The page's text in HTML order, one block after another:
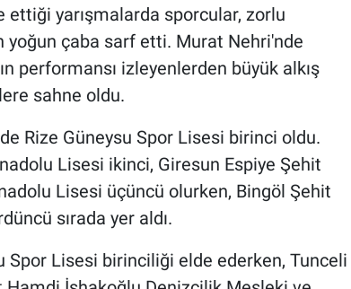
ettiği yarışmalarda sporcular, zorlu
çaba sarf etti. Murat Nehri'nde
performansı izleyenlerden büyük alkış
sahne oldu.
Rize Güneysu Spor Lisesi birinci oldu.
Lisesi ikinci, Giresun Espiye Şehit
Lisesi üçüncü olurken, Bingöl Şehit
sırada yer aldı.
Spor Lisesi birinciliği elde ederken, Tunceli